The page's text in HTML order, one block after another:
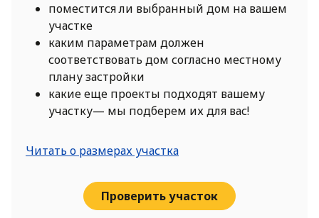
поместится ли выбранный дом на вашем
участке
каким параметрам должен
соответствовать дом согласно местному
плану застройки
какие еще проекты подходят вашему
участку— мы подберем их для вас!
Читать о размерах участка
Проверить участок